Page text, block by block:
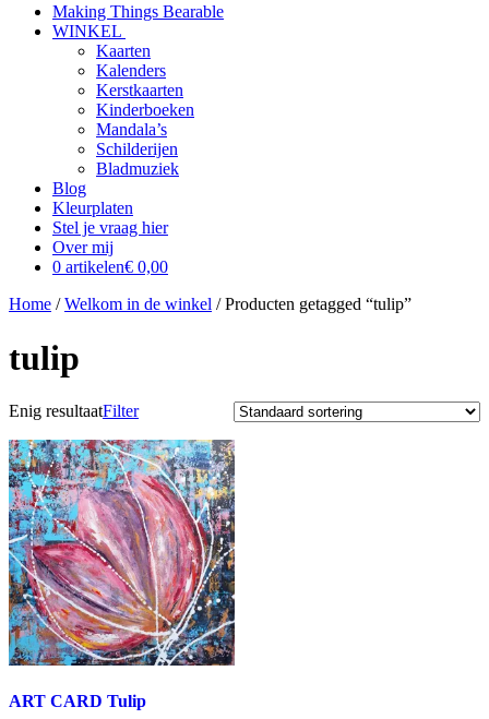
Off
canvas
Making Things Bearable
WINKEL
Kaarten
Kalenders
Kerstkaarten
Kinderboeken
Mandala’s
Schilderijen
Bladmuziek
Blog
Kleurplaten
Stel je vraag hier
Over mij
0 artikelen€ 0,00
Home /Welkom in de winkel / Producten getagged “tulip”
tulip
Filter
Enig resultaat
ART CARD Tulip